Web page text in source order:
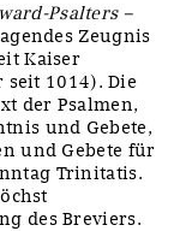
Psalters–
Zeugnis
Kaiser
seit 1014). Die
der Psalmen,
und Gebete,
und Gebete für
Trinitatis.
des Breviers.